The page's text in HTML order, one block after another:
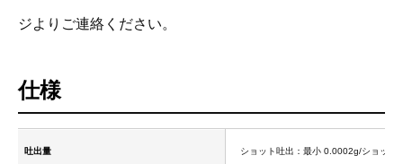
ジよりご連絡ください。
仕様
吐出量
ショット吐出：最小 0.0002g/ショット